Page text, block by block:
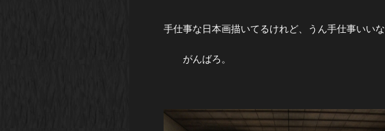
手仕事な日本画描いてるけれど、うん手仕事いい
がんばろ。